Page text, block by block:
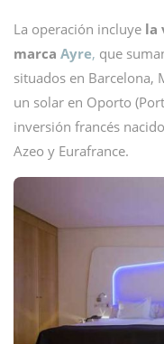
La operación incluye la
marca Ayre, que
situados en Barcelona,
un solar en Oporto
inversión francés
Azeo y Eurafrance.